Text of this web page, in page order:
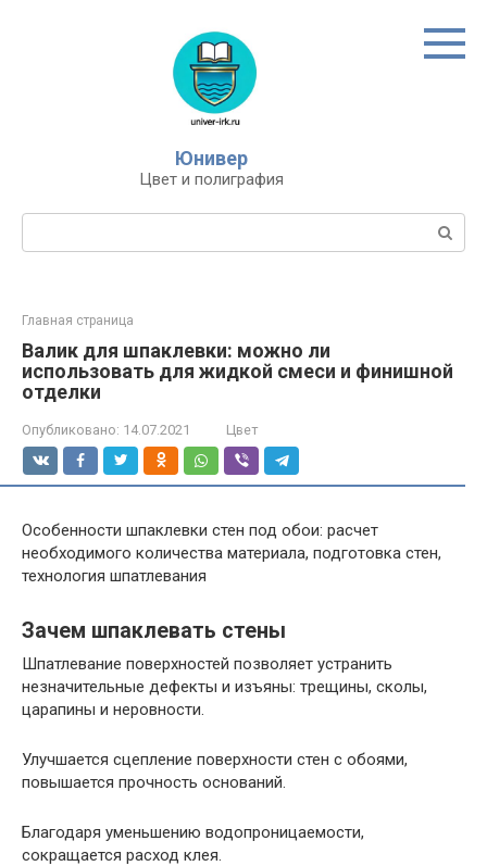
Юнивер
Цвет и полиграфия
Главная страница
Валик для шпаклевки: можно ли
использовать для жидкой смеси и финишной
отделки
Опубликовано: 14.07.2021 Цвет
Особенности шпаклевки стен под обои: расчет
необходимого количества материала, подготовка стен,
технология шпатлевания
Зачем шпаклевать стены
Шпатлевание поверхностей позволяет устранить
незначительные дефекты и изъяны: трещины, сколы,
царапины и неровности.
Улучшается сцепление поверхности стен с обоями,
повышается прочность оснований.
Благодаря уменьшению водопроницаемости,
сокращается расход клея.